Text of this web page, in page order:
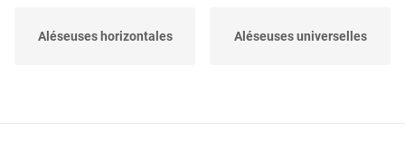
Aléseuses horizontales Aléseuses universelles